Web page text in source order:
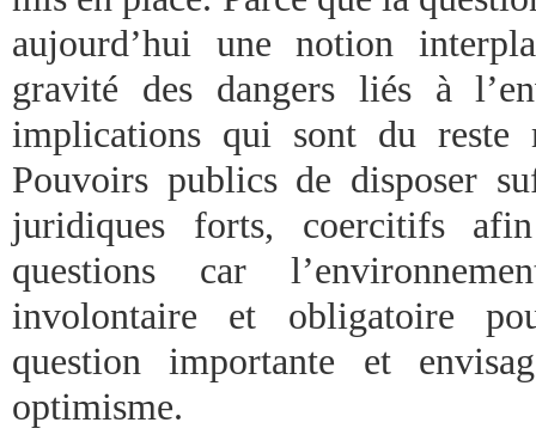
aujourd’hui une notion
gravité des dangers liés à
implications qui sont du reste
Pouvoirs publics de disposer
juridiques forts, coercitifs
questions car
involontaire et obligatoire
question importante et
optimisme.